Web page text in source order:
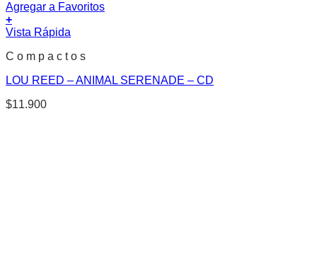
Agregar a Favoritos
+
Vista Rápida
C o m p a c t o s
LOU REED – ANIMAL SERENADE – CD
$11.900